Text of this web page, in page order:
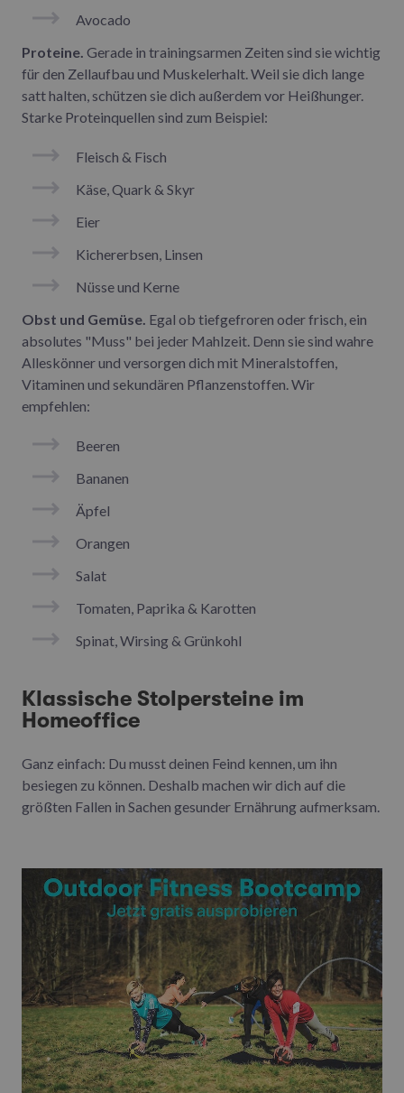
Avocado
Proteine. Gerade in trainingsarmen Zeiten sind sie wichtig
für den Zellaufbau und Muskelerhalt. Weil sie dich lange
satt halten, schützen sie dich außerdem vor Heißhunger.
Starke Proteinquellen sind zum Beispiel:
Fleisch & Fisch
Käse, Quark & Skyr
Eier
Kichererbsen, Linsen
Nüsse und Kerne
Obst und Gemüse. Egal ob tiefgefroren oder frisch, ein
absolutes "Muss" bei jeder Mahlzeit. Denn sie sind wahre
Alleskönner und versorgen dich mit Mineralstoffen,
Vitaminen und sekundären Pflanzenstoffen. Wir
empfehlen:
Beeren
Bananen
Äpfel
Orangen
Salat
Tomaten, Paprika & Karotten
Spinat, Wirsing & Grünkohl
Klassische Stolpersteine im
Homeoffice
Ganz einfach: Du musst deinen Feind kennen, um ihn
besiegen zu können. Deshalb machen wir dich auf die
größten Fallen in Sachen gesunder Ernährung aufmerksam.